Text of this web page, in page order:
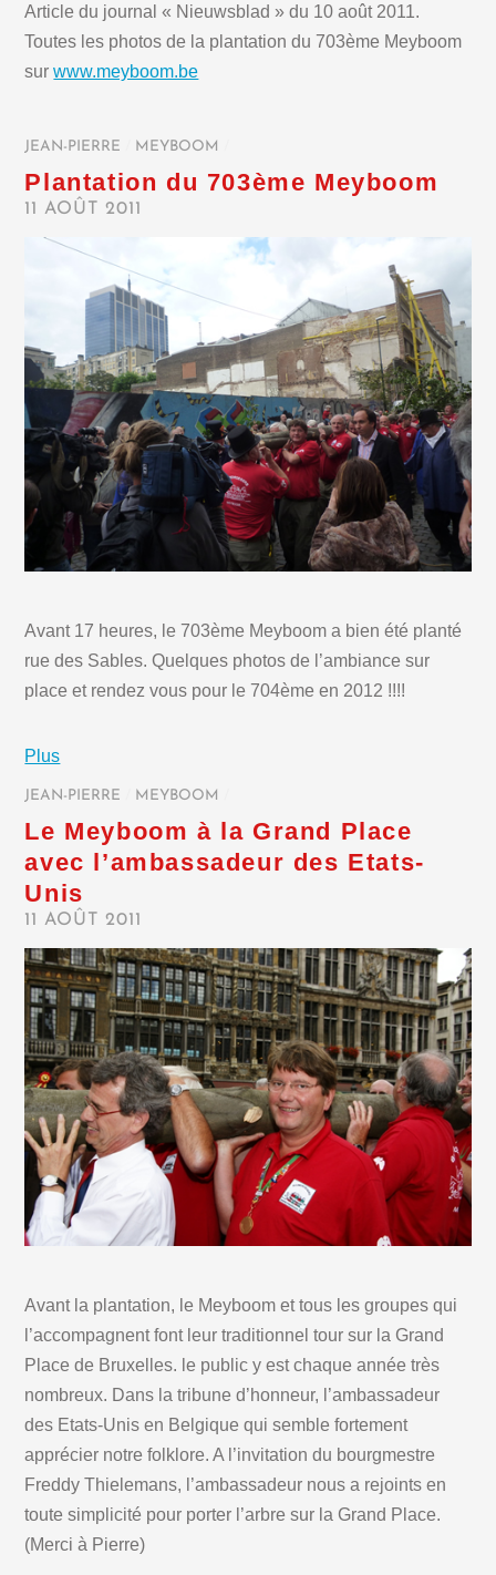
Article du journal « Nieuwsblad » du 10 août 2011.
Toutes les photos de la plantation du 703ème Meyboom
surwww.meyboom.be
JEAN-PIERRE MEYBOOM
Plantation du 703ème Meyboom
11 AOÛT 2011
Avant 17 heures, le 703ème Meyboom a bien été planté
rue des Sables. Quelques photos de l’ambiance sur
place et rendez vous pour le 704ème en 2012 !!!!
Plus
JEAN-PIERRE MEYBOOM
Le Meyboom à la Grand Place
avec l’ambassadeur des Etats-
Unis
11 AOÛT 2011
Avant la plantation, le Meyboom et tous les groupes qui
l’accompagnent font leur traditionnel tour sur la Grand
Place de Bruxelles. le public y est chaque année très
nombreux. Dans la tribune d’honneur, l’ambassadeur
des Etats-Unis en Belgique qui semble fortement
apprécier notre folklore. A l’invitation du bourgmestre
Freddy Thielemans, l’ambassadeur nous a rejoints en
toute simplicité pour porter l’arbre sur la Grand Place.
(Merci à Pierre)